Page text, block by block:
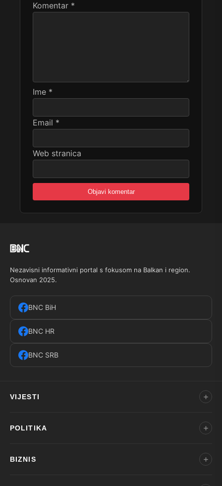
Komentar *
Ime *
Email *
Web stranica
Nezavisni informativni portal s fokusom na Balkan i region.
Osnovan 2025.
BNC BiH
BNC HR
BNC SRB
VIJESTI
POLITIKA
BIZNIS